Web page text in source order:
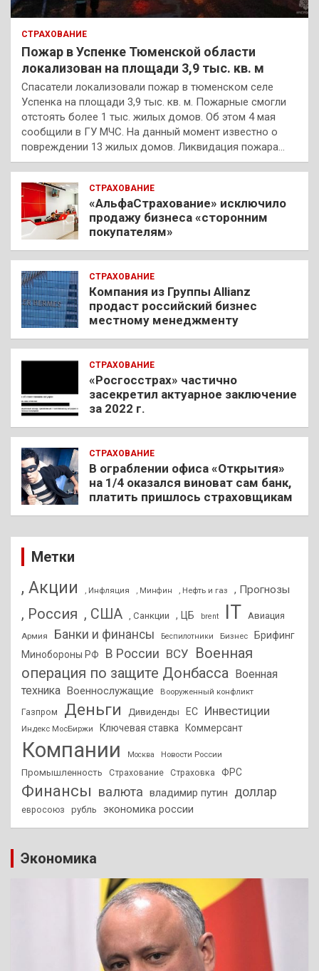
СТРАХОВАНИЕ
Пожар в Успенке Тюменской области
локализован на площади 3,9 тыс. кв. м
Спасатели локализовали пожар в тюменском селе
Успенка на площади 3,9 тыс. кв. м. Пожарные смогли
отстоять более 1 тыс. жилых домов. Об этом 4 мая
сообщили в ГУ МЧС. На данный момент известно о
повреждении 13 жилых домов. Ликвидация пожара…
СТРАХОВАНИЕ
«АльфаСтрахование» исключило
продажу бизнеса «сторонним
покупателям»
СТРАХОВАНИЕ
Компания из Группы Allianz
продаст российский бизнес
местному менеджменту
СТРАХОВАНИЕ
«Росгосстрах» частично
засекретил актуарное заключение
за 2022 г.
СТРАХОВАНИЕ
В ограблении офиса «Открытия»
на 1/4 оказался виноват сам банк,
платить пришлось страховщикам
Метки
, Акции , Инфляция , Минфин , Нефть и газ , Прогнозы
, Россия , США , Санкции , ЦБ brent IT Авиация
Армия Банки и финансы Беспилотники Бизнес
Брифинг
Минобороны РФ
В России ВСУ Военная
операция по защите Донбасса Военная
техника Военнослужащие Вооруженный конфликт
Газпром Деньги Дивиденды ЕС Инвестиции
Индекс МосБиржи Ключевая ставка Коммерсант
Компании Москва Новости России
Промышленность Страхование Страховка ФРС
Финансы валюта владимир путин доллар
евросоюз рубль экономика россии
Экономика